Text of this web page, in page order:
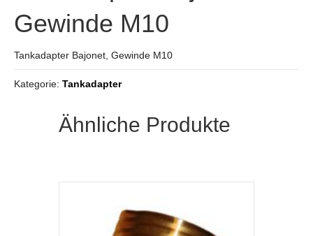
Gewinde M10
Tankadapter Bajonet, Gewinde M10
Kategorie: Tankadapter
Ähnliche Produkte